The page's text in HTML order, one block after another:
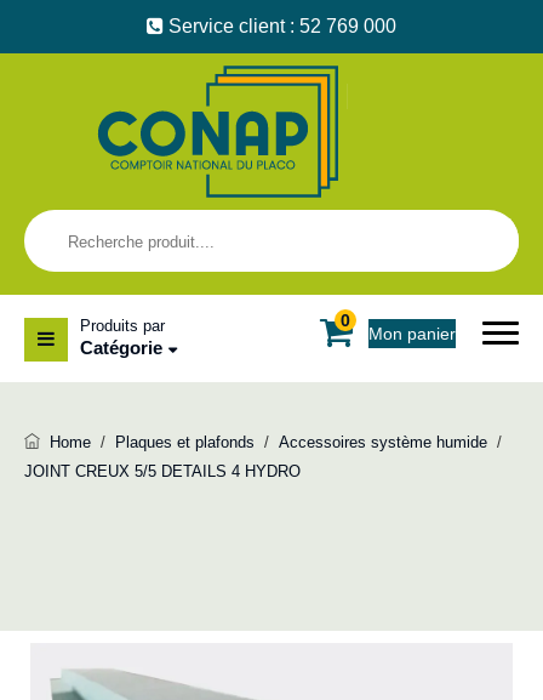
Service client : 52 769 000
0
Mon panier
Produits par
Catégorie
Home / Plaques et plafonds / Accessoires système humide /
JOINT CREUX 5/5 DETAILS 4 HYDRO